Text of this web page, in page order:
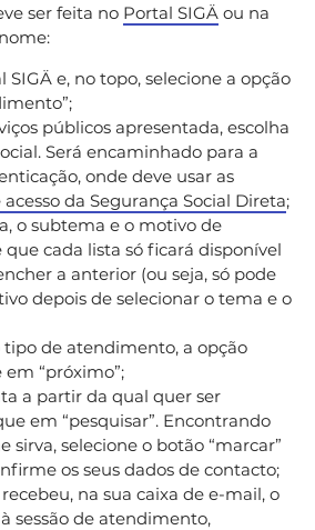
ser feita no Portal SIGÄ ou na
SIGÄ e, no topo, selecione a opção
públicos apresentada, escolha
Será encaminhado para a
onde deve usar as
da Segurança Social Direta;
o subtema e o motivo de
cada lista só ficará disponível
a anterior (ou seja, só pode
depois de selecionar o tema e o
tipo de atendimento, a opção
em “próximo”;
a partir da qual quer ser
em “pesquisar”. Encontrando
sirva, selecione o botão “marcar”
os seus dados de contacto;
na sua caixa de e-mail, o
sessão de atendimento,